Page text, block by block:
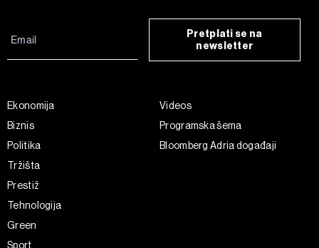
Pretplati se na
newsletter
Ekonomija
Biznis
Politika
Tržišta
Prestiž
Tehnologija
Green
Sport
Videos
Programska šema
Bloomberg Adria događaji